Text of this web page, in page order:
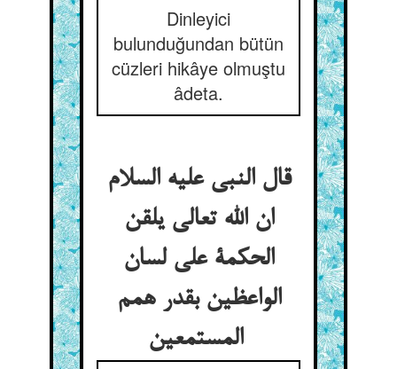
Dinleyici
bulunduğundan bütün
cüzleri hikâye olmuştu
âdeta.
قال النبی علیه السلام
ان الله تعالی یلقن
الحکمة علی لسان
الواعظین بقدر همم
المستمعین